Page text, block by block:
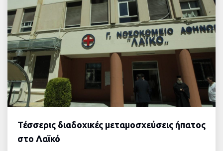
Τέσσερις διαδοχικές μεταμοσχεύσεις ήπατος
στο Λαϊκό